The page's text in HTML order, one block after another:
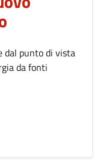
dal punto di vista
da fonti
REGIONE 48 MILA